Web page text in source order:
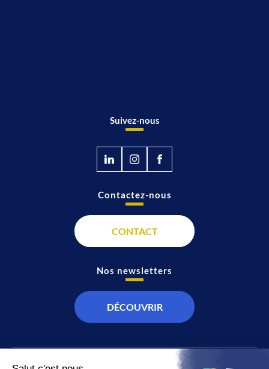
Suivez-nous
Contactez-nous
CONTACT
Nos newsletters
DÉCOUVRIR